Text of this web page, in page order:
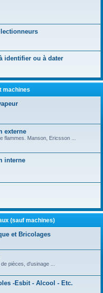
identifier ou à dater
machines
externe
flammes. Manson, Ericsson ...
interne
(sauf machines)
et Bricolages
pièces, d'usinage ...
-Esbit - Alcool - Etc.